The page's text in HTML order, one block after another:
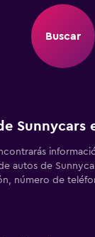
Buscar
Sunnycars
autos de
número de